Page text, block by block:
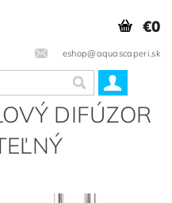
eshop@aquascaperi.sk
€0
DIFÚZOR